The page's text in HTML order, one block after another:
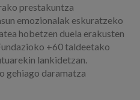
prestakuntza
emozionalak eskuratzeko
hobetzen duela erakusten
+60 taldeetako
lankidetzan.
gehiago daramatza